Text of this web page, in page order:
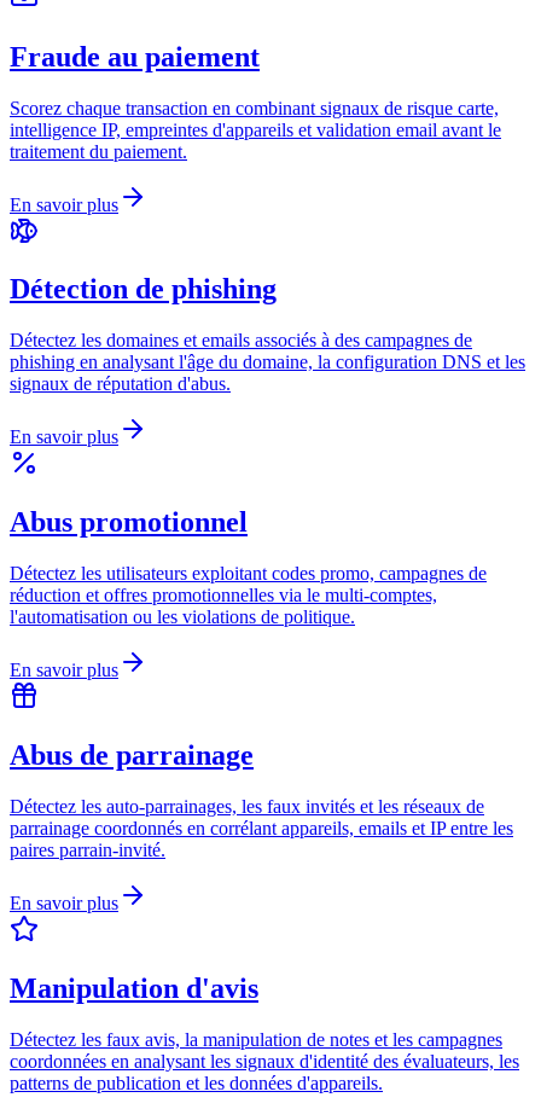
Fraude au paiement
Scorez chaque transaction en combinant signaux de risque carte,
intelligence IP, empreintes d'appareils et validation email avant le
traitement du paiement.
En savoir plus
Détection de phishing
Détectez les domaines et emails associés à des campagnes de
phishing en analysant l'âge du domaine, la configuration DNS et les
signaux de réputation d'abus.
En savoir plus
Abus promotionnel
Détectez les utilisateurs exploitant codes promo, campagnes de
réduction et offres promotionnelles via le multi-comptes,
l'automatisation ou les violations de politique.
En savoir plus
Abus de parrainage
Détectez les auto-parrainages, les faux invités et les réseaux de
parrainage coordonnés en corrélant appareils, emails et IP entre les
paires parrain-invité.
En savoir plus
Manipulation d'avis
Détectez les faux avis, la manipulation de notes et les campagnes
coordonnées en analysant les signaux d'identité des évaluateurs, les
patterns de publication et les données d'appareils.